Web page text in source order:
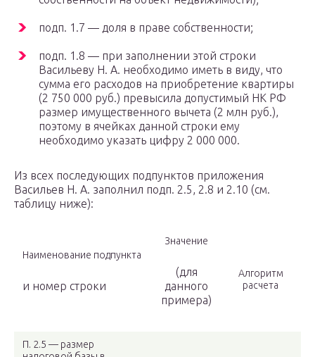
подп. 1.7 — доля в праве собственности;
подп. 1.8 — при заполнении этой строки
Васильеву Н. А. необходимо иметь в виду, что
сумма его расходов на приобретение квартиры
(2 750 000 руб.) превысила допустимый НК РФ
размер имущественного вычета (2 млн руб.),
поэтому в ячейках данной строки ему
необходимо указать цифру 2 000 000.
Из всех последующих подпунктов приложения
Васильев Н. А. заполнил подп. 2.5, 2.8 и 2.10 (см.
таблицу ниже):
Наименование подпункта
и номер строки
Значение
(для
данного
примера)
Алгоритм
расчета
П. 2.5 — размер